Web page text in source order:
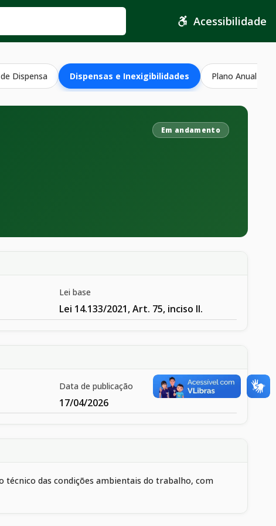
Acessibilidade
Dispensa Dispensas e Inexigibilidades Plano Anual
Em andamento
Lei base
Lei 14.133/2021, Art. 75, inciso II.
Data de publicação
17/04/2026
técnico das condições ambientais do trabalho, com